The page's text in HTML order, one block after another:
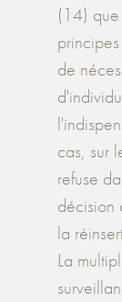
(14)
de
cas, sur
refuse
décision
la
La